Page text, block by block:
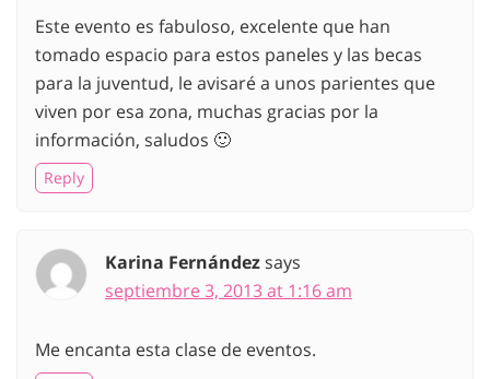
Este evento es fabuloso, excelente que han
tomado espacio para estos paneles y las becas
para la juventud, le avisaré a unos parientes que
viven por esa zona, muchas gracias por la
información, saludos 🙂
Reply
Karina Fernándezsays
septiembre 3, 2013 at 1:16 am
Me encanta esta clase de eventos.